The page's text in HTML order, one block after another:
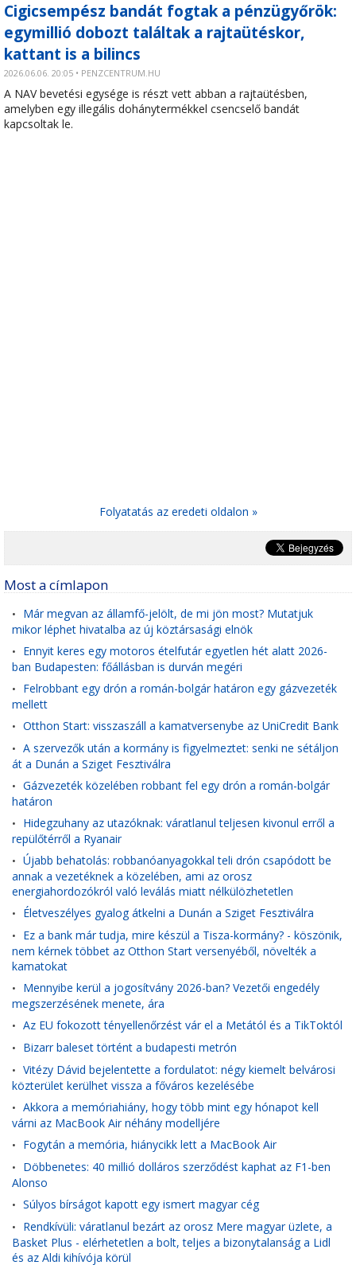
Cigicsempész bandát fogtak a pénzügyőrök:
egymillió dobozt találtak a rajtaütéskor,
kattant is a bilincs
2026.06.06. 20:05 • PENZCENTRUM.HU
A NAV bevetési egysége is részt vett abban a rajtaütésben,
amelyben egy illegális dohánytermékkel csencselő bandát
kapcsoltak le.
Folyatatás az eredeti oldalon »
Most a címlapon
• Már megvan az államfő-jelölt, de mi jön most? Mutatjuk
mikor léphet hivatalba az új köztársasági elnök
• Ennyit keres egy motoros ételfutár egyetlen hét alatt 2026-
ban Budapesten: főállásban is durván megéri
• Felrobbant egy drón a román-bolgár határon egy gázvezeték
mellett
• Otthon Start: visszaszáll a kamatversenybe az UniCredit Bank
• A szervezők után a kormány is figyelmeztet: senki ne sétáljon
át a Dunán a Sziget Fesztiválra
• Gázvezeték közelében robbant fel egy drón a román-bolgár
határon
• Hidegzuhany az utazóknak: váratlanul teljesen kivonul erről a
repülőtérről a Ryanair
• Újabb behatolás: robbanóanyagokkal teli drón csapódott be
annak a vezetéknek a közelében, ami az orosz
energiahordozókról való leválás miatt nélkülözhetetlen
• Életveszélyes gyalog átkelni a Dunán a Sziget Fesztiválra
• Ez a bank már tudja, mire készül a Tisza-kormány? - köszönik,
nem kérnek többet az Otthon Start versenyéből, növelték a
kamatokat
• Mennyibe kerül a jogosítvány 2026-ban? Vezetői engedély
megszerzésének menete, ára
• Az EU fokozott tényellenőrzést vár el a Metától és a TikToktól
• Bizarr baleset történt a budapesti metrón
• Vitézy Dávid bejelentette a fordulatot: négy kiemelt belvárosi
közterület kerülhet vissza a főváros kezelésébe
• Akkora a memóriahiány, hogy több mint egy hónapot kell
várni az MacBook Air néhány modelljére
• Fogytán a memória, hiánycikk lett a MacBook Air
• Döbbenetes: 40 millió dolláros szerződést kaphat az F1-ben
Alonso
• Súlyos bírságot kapott egy ismert magyar cég
• Rendkívüli: váratlanul bezárt az orosz Mere magyar üzlete, a
Basket Plus - elérhetetlen a bolt, teljes a bizonytalanság a Lidl
és az Aldi kihívója körül